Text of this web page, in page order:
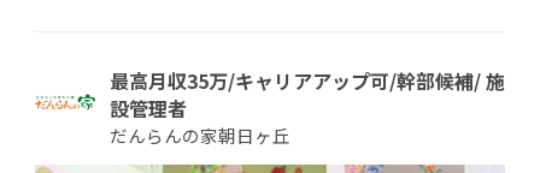
最高月収35万/キャリアアップ可/幹部候補/ 施
設管理者
だんらんの家朝日ヶ丘